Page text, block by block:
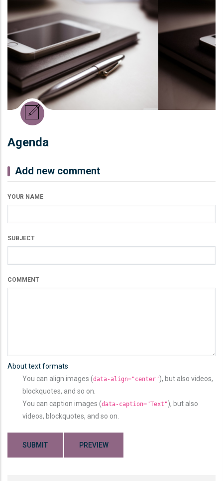
Agenda
Add new comment
YOUR NAME
SUBJECT
COMMENT
About text formats
You can align images (data-align="center"), but also videos,
blockquotes, and so on.
You can caption images (data-caption="Text"), but also
videos, blockquotes, and so on.